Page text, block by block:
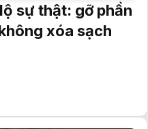
sự thật: gỡ phần
xóa sạch